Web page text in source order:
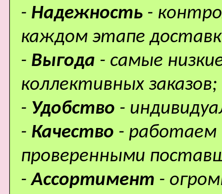
- Надежность -
каждом этапе
- Выгода - самые
коллективных заказов;
- Удобство -
- Качество - работаем
проверенными
-Ассортимент -